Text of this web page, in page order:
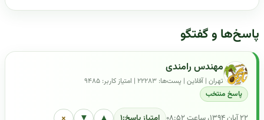
پاسخ‌ها و گفتگو
مهندس رامندی
تهران | آفلاین | پست‌ها: ۲۲۲۸۳ | امتیاز کاربر: ۹۴۸۵
پاسخ منتخب